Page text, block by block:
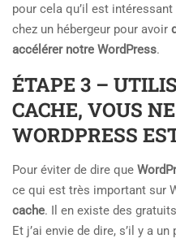
pour cela qu’il est
chez un hébergeur pour avoir
accélérer notre WordPress.
ÉTAPE 3 –
CACHE, VOUS
WORDPRESS
Pour éviter de dire que
ce qui est très important sur
cache. Il en existe des
Et j’ai envie de dire, s’il y a